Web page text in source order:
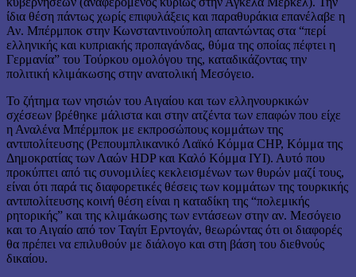
ίδια θέση πάντως χωρίς επιφυλάξεις και παραθυράκια επανέλαβε η
Αν. Μπέρμποκ στην Κωνσταντινούπολη απαντώντας στα “περί
ελληνικής και κυπριακής προπαγάνδας, θύμα της οποίας πέφτει η
Γερμανία” του Τούρκου ομολόγου της, καταδικάζοντας την
πολιτική κλιμάκωσης στην ανατολική Μεσόγειο.
Το ζήτημα των νησιών του Αιγαίου και των ελληνουρκικών
σχέσεων βρέθηκε μάλιστα και στην ατζέντα των επαφών που είχε
η Αναλένα Μπέρμποκ με εκπροσώπους κομμάτων της
αντιπολίτευσης (Ρεπουμπλικανικό Λαϊκό Κόμμα CHP, Κόμμα της
Δημοκρατίας των Λαών HDP και Καλό Κόμμα ΙYI). Αυτό που
προκύπτει από τις συνομιλίες κεκλεισμένων των θυρών μαζί τους,
είναι ότι παρά τις διαφορετικές θέσεις των κομμάτων της τουρκικής
αντιπολίτευσης κοινή θέση είναι η καταδίκη της “πολεμικής
ρητορικής” και της κλιμάκωσης των εντάσεων στην αν. Μεσόγειο
και το Αιγαίο από τον Ταγίπ Ερντογάν, θεωρώντας ότι οι διαφορές
θα πρέπει να επιλυθούν με διάλογο και στη βάση του διεθνούς
δικαίου.